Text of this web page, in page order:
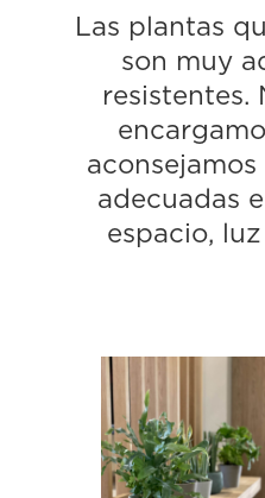
Las plantas
son muy
resistentes.
aconsejamos
adecuadas
espacio,